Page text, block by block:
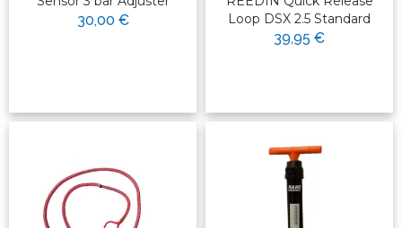
30,00 €
Loop DSX 2.5 Standard
39,95 €